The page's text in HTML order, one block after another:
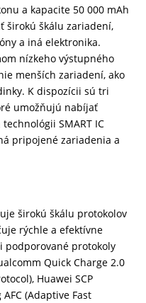
a kapacite 50 000 mAh
širokú škálu zariadení,
a iná elektronika.
nízkeho výstupného
menších zariadení, ako
K dispozícii sú tri
umožňujú nabíjať
SMART IC
pripojené zariadenia a
širokú škálu protokolov
rýchle a efektívne
podporované protokoly
Quick Charge 2.0
Huawei SCP
(Adaptive Fast